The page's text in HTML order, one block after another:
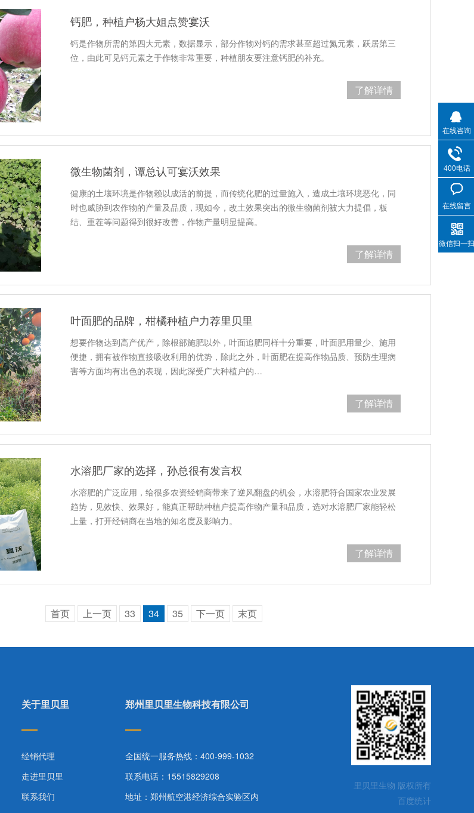
钙肥，种植户杨大姐点赞宴沃
钙是作物所需的第四大元素，数据显示，部分作物对钙的需求甚至超过氮元素，跃居第三
位，由此可见钙元素之于作物非常重要，种植朋友要注意钙肥的补充。
了解详情
微生物菌剂，谭总认可宴沃效果
健康的土壤环境是作物赖以成活的前提，而传统化肥的过量施入，造成土壤环境恶化，同
时也威胁到农作物的产量及品质，现如今，改土效果突出的微生物菌剂被大力提倡，板
结、重茬等问题得到很好改善，作物产量明显提高。
了解详情
叶面肥的品牌，柑橘种植户力荐里贝里
想要作物达到高产优产，除根部施肥以外，叶面追肥同样十分重要，叶面肥用量少、施用
便捷，拥有被作物直接吸收利用的优势，除此之外，叶面肥在提高作物品质、预防生理病
害等方面均有出色的表现，因此深受广大种植户的…
了解详情
水溶肥厂家的选择，孙总很有发言权
水溶肥的广泛应用，给很多农资经销商带来了逆风翻盘的机会，水溶肥符合国家农业发展
趋势，见效快、效果好，能真正帮助种植户提高作物产量和品质，选对水溶肥厂家能轻松
上量，打开经销商在当地的知名度及影响力。
了解详情
首页 上一页 33 34 35 下一页 末页
关于里贝里
经销代理
走进里贝里
联系我们
郑州里贝里生物科技有限公司
全国统一服务热线：400-999-1032
联系电话：15515829208
地址：郑州航空港经济综合实验区内
里贝里生物 版权所有
百度统计
在线咨询
400电话
在线留言
微信扫一扫